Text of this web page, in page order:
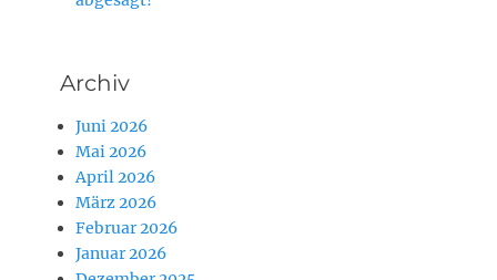
Archiv
Juni 2026
Mai 2026
April 2026
März 2026
Februar 2026
Januar 2026